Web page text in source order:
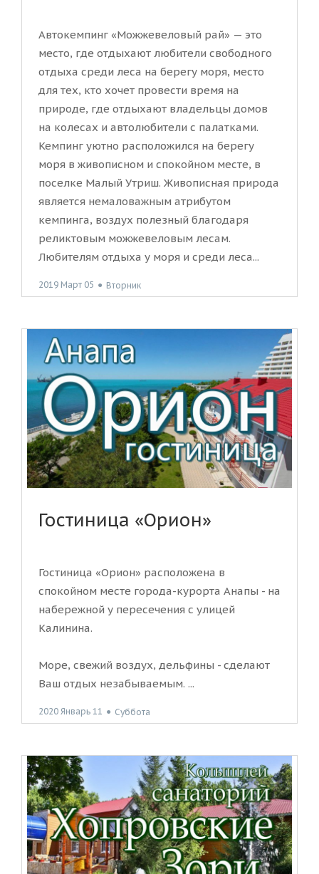
Автокемпинг «Можжевеловый рай» — это
место, где отдыхают любители свободного
отдыха среди леса на берегу моря, место
для тех, кто хочет провести время на
природе, где отдыхают владельцы домов
на колесах и автолюбители с палатками.
Кемпинг уютно расположился на берегу
моря в живописном и спокойном месте, в
поселке Малый Утриш. Живописная природа
является немаловажным атрибутом
кемпинга, воздух полезный благодаря
реликтовым можжевеловым лесам.
Любителям отдыха у моря и среди леса...
2019 Март 05 ● Вторник
Гостиница «Орион»
Гостиница «Орион» расположена в
спокойном месте города-курорта Анапы - на
набережной у пересечения с улицей
Калинина.
Море, свежий воздух, дельфины - сделают
Ваш отдых незабываемым. ...
2020 Январь 11 ● Суббота